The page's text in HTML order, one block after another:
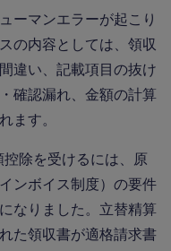
ーマンエラーが起こり
の内容としては、領収
違い、記載項目の抜け
確認漏れ、金額の計算
ます。
除を受けるには、原
ンボイス制度）の要件
なりました。立替精算
た領収書が適格請求書